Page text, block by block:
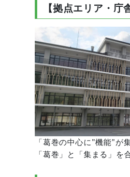
【拠点エリア・庁
「葛巻の中心に"機能"が
「葛巻」と「集まる」を